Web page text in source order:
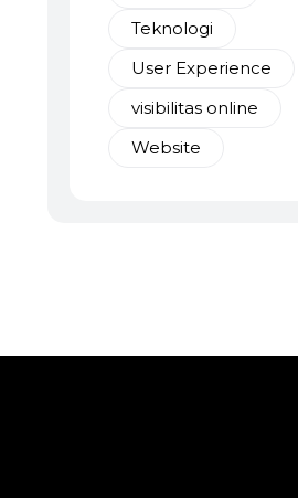
Teknologi
User Experience
visibilitas online
Website